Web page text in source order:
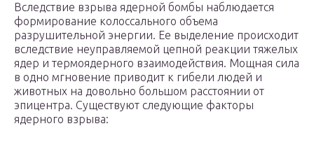
Вследствие взрыва ядерной бомбы наблюдается
формирование колоссального объема
разрушительной энергии. Ее выделение происходит
вследствие неуправляемой цепной реакции тяжелых
ядер и термоядерного взаимодействия. Мощная сила
в одно мгновение приводит к гибели людей и
животных на довольно большом расстоянии от
эпицентра. Существуют следующие факторы
ядерного взрыва: